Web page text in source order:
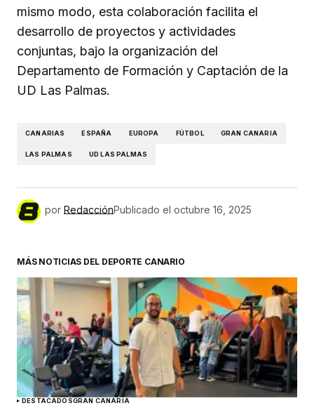
mismo modo, esta colaboración facilita el
desarrollo de proyectos y actividades
conjuntas, bajo la organización del
Departamento de Formación y Captación de la
UD Las Palmas.
CANARIAS ESPAÑA EUROPA FÚTBOL GRAN CANARIA
LAS PALMAS UD LAS PALMAS
por RedacciónPublicado el octubre 16, 2025
MÁS NOTICIAS DEL DEPORTE CANARIO
DESTACADOSGRAN CANARIA